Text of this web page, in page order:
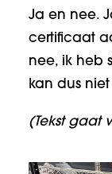
Ja en nee.
certificaat
nee, ik heb
kan dus
(Tekst gaat